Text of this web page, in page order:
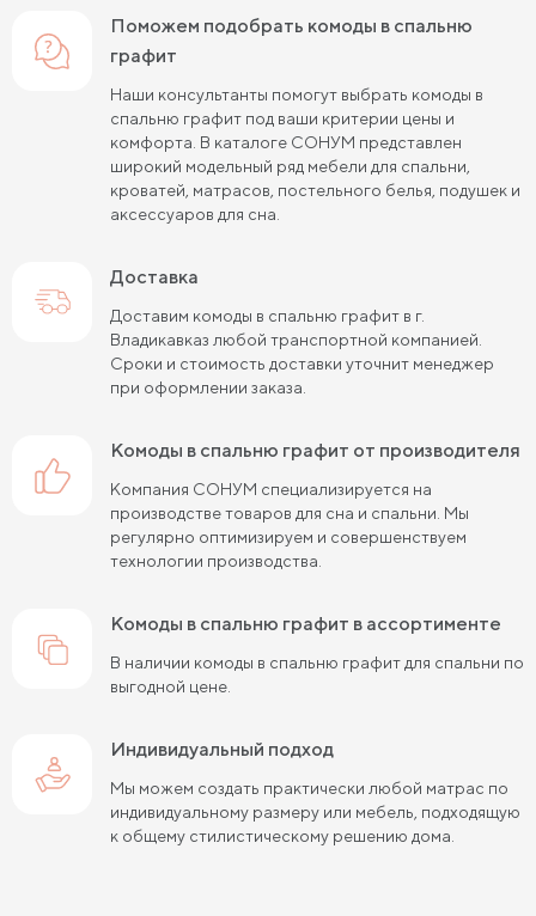
Поможем подобрать комоды в спальню
графит
Наши консультанты помогут выбрать комоды в
спальню графит под ваши критерии цены и
комфорта. В каталоге СОНУМ представлен
широкий модельный ряд мебели для спальни,
кроватей, матрасов, постельного белья, подушек и
аксессуаров для сна.
Доставка
Доставим комоды в спальню графит в г.
Владикавказ любой транспортной компанией.
Сроки и стоимость доставки уточнит менеджер
при оформлении заказа.
комоды в спальню графит от производителя
Компания СОНУМ специализируется на
производстве товаров для сна и спальни. Мы
регулярно оптимизируем и совершенствуем
технологии производства.
комоды в спальню графит в ассортименте
В наличии комоды в спальню графит для спальни по
выгодной цене.
Индивидуальный подход
Мы можем создать практически любой матрас по
индивидуальному размеру или мебель, подходящую
к общему стилистическому решению дома.